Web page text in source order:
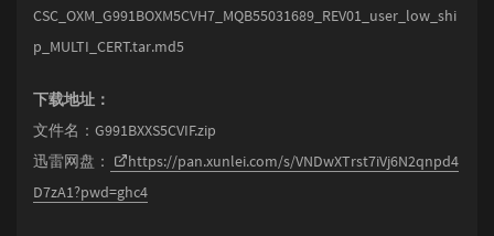
CSC_OXM_G991BOXM5CVH7_MQB55031689_REV01_user_low_shi
p_MULTI_CERT.tar.md5
下载地址：
文件名：G991BXXS5CVIF.zip
迅雷网盘：
https://pan.xunlei.com/s/VNDwXTrst7iVj6N2qnpd4
D7zA1?pwd=ghc4